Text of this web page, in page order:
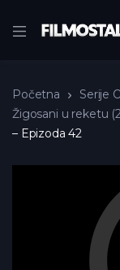
Početna Serije
Žigosani u reketu
– Epizoda 42